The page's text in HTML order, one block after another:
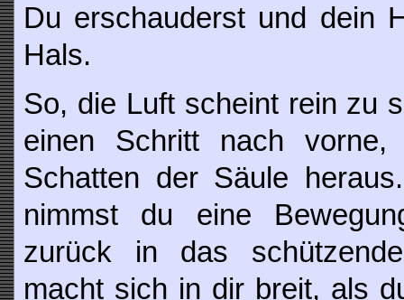
Du erschauderst und dein
Hals.
So, die Luft scheint rein zu
einen Schritt nach vorne,
Schatten der Säule
nimmst du eine
zurück in das
macht sich in dir breit, als